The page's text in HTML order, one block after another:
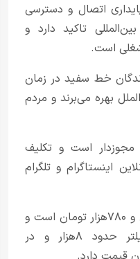
اتصال و دسترسی
تاکید دارد و
است.
خط سفید در زمان
بهره می‌برند و مردم
مجوزدار است و تکلیف
اینستاگرام و تلگرام
هزینه فعال‌سازی حدود ۲میلیون و ۷۸۰هزار تومان است و
هر گیگ در سایت‌های غیرفیلتر حدود ۸هزار و در